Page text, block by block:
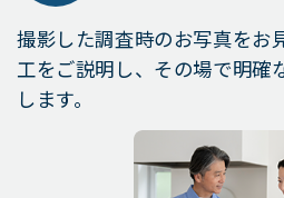
撮影した調査時のお写真をお
工をご説明し、その場で明確
します。